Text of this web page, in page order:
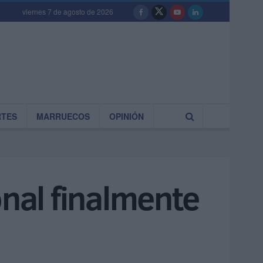
viernes 7 de agosto de 2026
MARRUECOS OPINIÓN
finalmente